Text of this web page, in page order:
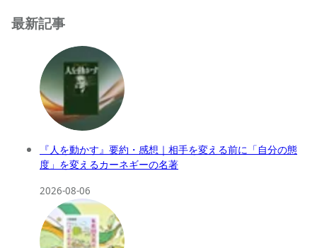
最新記事
『人を動かす』要約・感想｜相手を変える前に「自分の態
度」を変えるカーネギーの名著
2026-08-06